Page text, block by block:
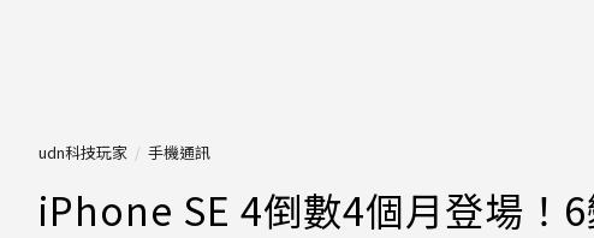
udn科技玩家 手機通訊
iPhone SE 4倒數4個月登場！6